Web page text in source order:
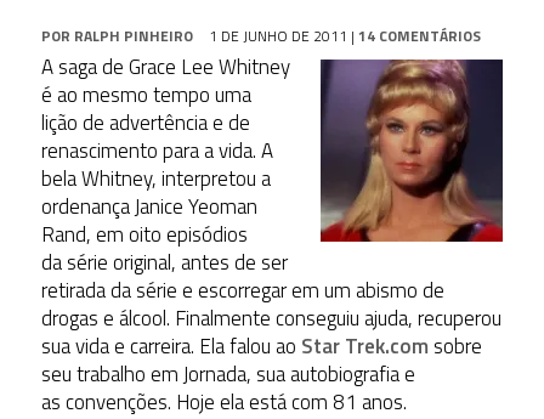
POR RALPH PINHEIRO 1 DE JUNHO DE 2011 | 14 COMENTÁRIOS
A saga de Grace Lee Whitney
é ao mesmo tempo uma
lição de advertência e de
renascimento para a vida. A
bela Whitney, interpretou a
ordenança Janice Yeoman
Rand, em oito episódios
da série original, antes de ser
retirada da série e escorregar em um abismo de
drogas e álcool. Finalmente conseguiu ajuda, recuperou
sua vida e carreira. Ela falou ao Star Trek.com sobre
seu trabalho em Jornada, sua autobiografia e
as convenções. Hoje ela está com 81 anos.